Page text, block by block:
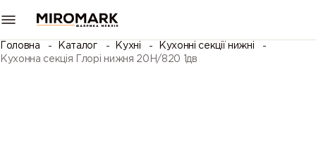
Головна Каталог Кухні
Кухонні секції нижні
Кухонна секція Глорі нижня 20Н/820 1дв